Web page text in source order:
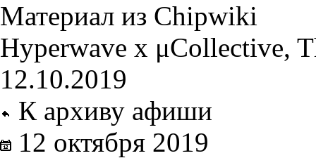
Материал из Chipwiki
Hyperwave x μCollective,
12.10.2019
К архиву афиши
12 октября 2019